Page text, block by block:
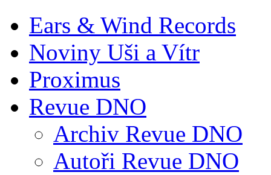
Ears & Wind Records
Noviny Uši a Vítr
Proximus
Revue DNO
Archiv Revue DNO
Autoři Revue DNO